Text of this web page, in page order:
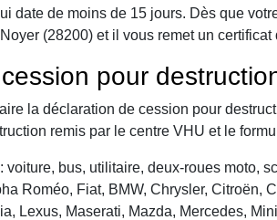
date de moins de 15 jours. Dès que
(28200) et il vous remet un certificat
pour
la déclaration de cession pour
remis par le centre VHU et le
bus, utilitaire, deux-roues moto,
Roméo, Fiat, BMW, Chrysler, Citroën,
Lexus, Maserati, Mazda, Mercedes,